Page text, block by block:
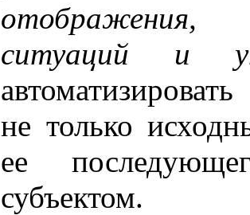
отображения,
ситуаций и
не только
ее
субъектом.